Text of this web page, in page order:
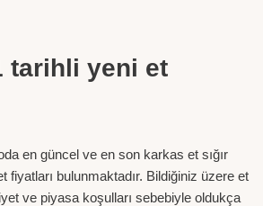
tarihli yeni et
en güncel ve en son karkas et sığır
fiyatları bulunmaktadır. Bildiğiniz üzere et
ve piyasa koşulları sebebiyle oldukça